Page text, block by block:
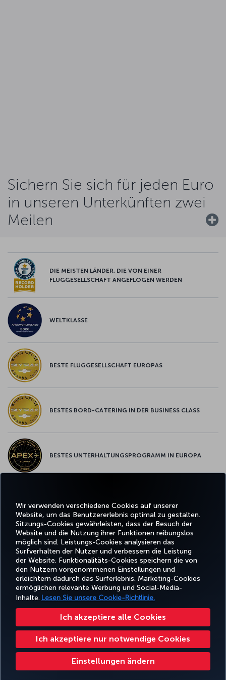
Wir verwenden verschiedene Cookies auf unserer
Website, um das Benutzererlebnis optimal zu gestalten.
Sitzungs-Cookies gewährleisten, dass der Besuch der
Website und die Nutzung ihrer Funktionen reibungslos
möglich sind. Leistungs-Cookies analysieren das
Surfverhalten der Nutzer und verbessern die Leistung
der Website. Funktionalitäts-Cookies speichern die von
den Nutzern vorgenommenen Einstellungen und
erleichtern dadurch das Surferlebnis. Marketing-Cookies
ermöglichen relevante Werbung und Social-Media-
Inhalte. Lesen Sie unsere Cookie-Richtlinie.
Ich akzeptiere alle Cookies
Ich akzeptiere nur notwendige Cookies
Einstellungen ändern
Sichern Sie sich für jeden Euro
in unseren Unterkünften zwei
Meilen
DIE MEISTEN LÄNDER, DIE VON EINER
FLUGGESELLSCHAFT ANGEFLOGEN WERDEN
WELTKLASSE
BESTE FLUGGESELLSCHAFT EUROPAS
BESTES BORD-CATERING IN DER BUSINESS CLASS
BESTES UNTERHALTUNGSPROGRAMM IN EUROPA
Facebook
TwitterInstagram
YouTubeLinkedIn
TikTokBlogPinterest
BUCHEN
UND
VERWALTEN
ERLEBNIS
ANGEBOTE
UND
REISEZIELE
HILFE MILES&SMILES
Barrierefreiheit Datenschutz- und Cookie-Richtlinie Rechtliche Hinweise Fluggastrechte
Cookie-Einstellungen ändern US DOT Kundenserviceplan Rechte betroffener Personen in der EU
Turkish Airlines Copyright © 1996 – 2026